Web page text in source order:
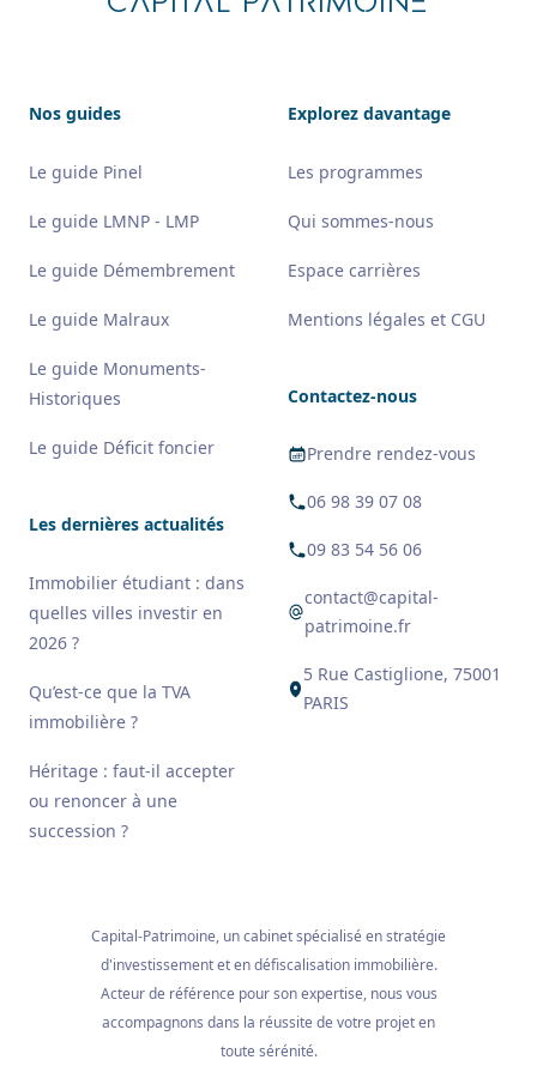
Nos guides
Le guide Pinel
Le guide LMNP - LMP
Le guide Démembrement
Le guide Malraux
Le guide Monuments-
Historiques
Le guide Déficit foncier
Les dernières actualités
Immobilier étudiant : dans
quelles villes investir en
2026 ?
Qu’est-ce que la TVA
immobilière ?
Héritage : faut-il accepter
ou renoncer à une
succession ?
Explorez davantage
Les programmes
Qui sommes-nous
Espace carrières
Mentions légales et CGU
Contactez-nous
Prendre rendez-vous
06 98 39 07 08
09 83 54 56 06
contact@capital-
patrimoine.fr
5 Rue Castiglione, 75001
PARIS
Capital-Patrimoine, un cabinet spécialisé en stratégie
d'investissement et en défiscalisation immobilière.
Acteur de référence pour son expertise, nous vous
accompagnons dans la réussite de votre projet en
toute sérénité.